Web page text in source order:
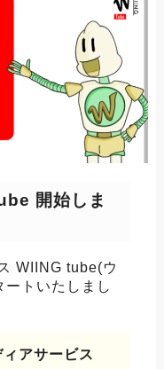
開始しま
WIING tube(ウ
ートいたしまし
アサービス